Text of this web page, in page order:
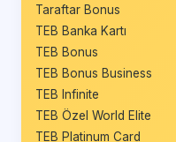
Taraftar Bonus
TEB Banka Kartı
TEB Bonus
TEB Bonus Business
TEB Infinite
TEB Özel World Elite
TEB Platinum Card